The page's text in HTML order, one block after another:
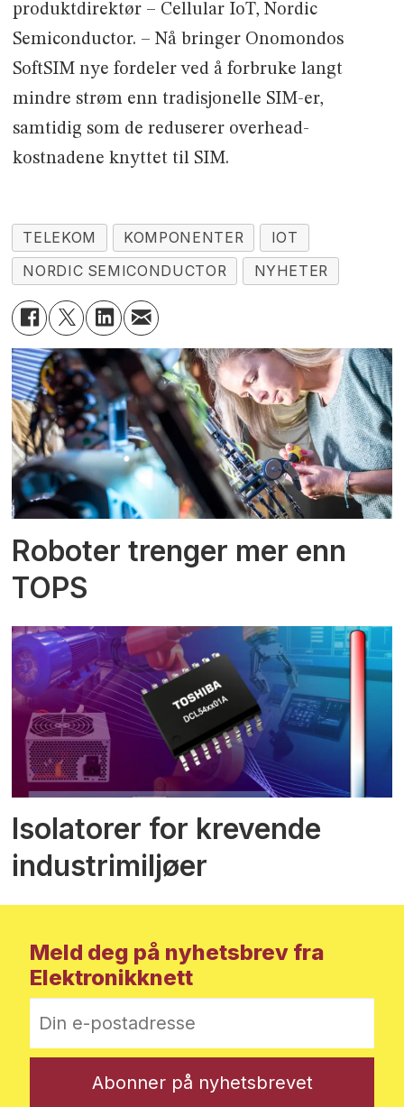
produktdirektør – Cellular IoT, Nordic
Semiconductor. – Nå bringer Onomondos
SoftSIM nye fordeler ved å forbruke langt
mindre strøm enn tradisjonelle SIM-er,
samtidig som de reduserer overhead-
kostnadene knyttet til SIM.
TELEKOM KOMPONENTER
IOT
NORDIC SEMICONDUCTOR
NYHETER
Roboter trenger mer enn
TOPS
Isolatorer for krevende
industrimiljøer
Meld deg på nyhetsbrev fra
Elektronikknett